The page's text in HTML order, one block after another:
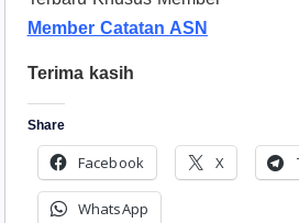
Member Catatan ASN
Terima kasih
Share
Facebook X
WhatsApp